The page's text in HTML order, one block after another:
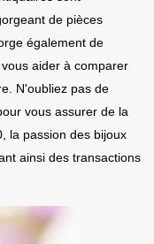
de pièces
également de
aider à comparer
N'oubliez pas de
vous assurer de la
la passion des bijoux
ainsi des transactions